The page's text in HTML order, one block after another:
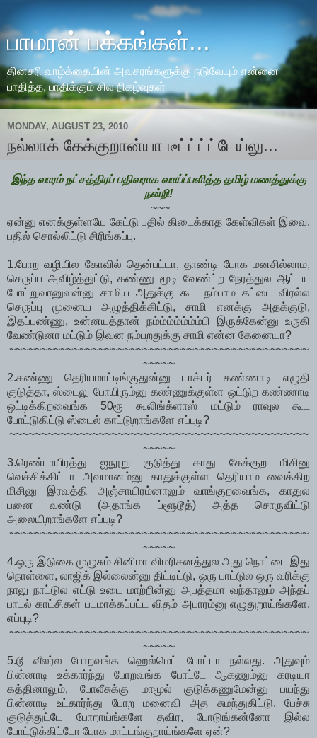
பாமரன் பக்கங்கள்...
தினசரி வாழ்க்கையின் அவசரங்களுக்கு நடுவேயும் என்னை
பாதித்த, பாதிக்கும் சில நிகழ்வுகள்
MONDAY, AUGUST 23, 2010
நல்லாக் கேக்குறான்யா டீட்ட்ட்ட்டேய்லு...
இந்த வாரம் நட்சத்திரப் பதிவராக வாய்ப்பளித்த தமிழ் மணத்துக்கு
நன்றி!
~~~
ஏன்னு எனக்குள்ளயே கேட்டு பதில் கிடைக்காத கேள்விகள் இவை.
பதில் சொல்லிட்டு சிரிங்கப்பு.
1.போற வழியில கோவில் தென்பட்டா, தாண்டி போக மனசில்லாம,
செருப்ப அவிழ்த்துட்டு, கண்ணு மூடி வேண்ட்ற நேரத்துல ஆட்டய
போட்றுவானுவன்னு சாமிய அதுக்கு கூட நம்பாம கட்டை விரல்ல
செருப்பு முனைய அழுத்திக்கிட்டு, சாமி எனக்கு அதக்குடு,
இதப்பண்ணு, உன்னயத்தான் நம்ம்ம்ம்ம்ம்ம்பி இருக்கேன்னு உருகி
வேண்டுனா மட்டும் இவன நம்பறதுக்கு சாமி என்ன கேனையா?
~~~~~~~~~~~~~~~~~~~~~~~~~~~~~~~~~~~~~~~~~~~~~~~
~~~~~
2.கண்ணு தெரியமாட்டிங்குதுன்னு டாக்டர் கண்ணாடி எழுதி
குடுத்தா, ஸ்டைலு போயிரும்னு கண்ணுக்குள்ள ஒட்டுற கண்ணாடி
ஒட்டிக்கிறவைங்க 50ரூ கூலிங்க்ளாஸ் மட்டும் ராவுல கூட
போட்டுகிட்டு ஸ்டைல் காட்டுறாங்களே எப்புடி?
~~~~~~~~~~~~~~~~~~~~~~~~~~~~~~~~~~~~~~~~~~~~~~~
~~~~~
3.ரெண்டாயிரத்து ஐநூறு குடுத்து காது கேக்குற மிசினு
வெச்சிக்கிட்டா அவமானம்னு காதுக்குள்ள தெரியாம வைக்கிற
மிசினு இரவத்தி அஞ்சாயிரம்னாலும் வாங்குறவைங்க, காதுல
பனை வண்டு (அதாங்க ப்ளூடூத்) அத்த சொருவிட்டு
அலையிறாங்களே எப்புடி?
~~~~~~~~~~~~~~~~~~~~~~~~~~~~~~~~~~~~~~~~~~~~~~~
~~~~~
4.ஒரு இடுகை முழுசும் சினிமா விமரிசனத்துல அது நொட்டை இது
நொள்ளை, லாஜிக் இல்லைன்னு திட்டிட்டு, ஒரு பாட்டுல ஒரு வரிக்கு
நாலு நாட்டுல எட்டு உடை மாற்றின்னு அபத்தமா வந்தாலும் அந்தப்
பாடல் காட்சிகள் படமாக்கப்பட்ட விதம் அபாரம்னு எழுதுறாய்ங்களே,
எப்புடி?
~~~~~~~~~~~~~~~~~~~~~~~~~~~~~~~~~~~~~~~~~~~~~~~
~~~~~
5.டூ வீலர்ல போறவங்க ஹெல்மெட் போட்டா நல்லது. அதுவும்
பின்னாடி உக்கார்ந்து போறவங்க போட்டே ஆகணும்னு கரடியா
கத்தினாலும், போலீசுக்கு மாமூல் குடுக்கணுமேன்னு பயந்து
பின்னாடி உட்கார்ந்து போற மனைவி அத சுமந்துகிட்டு, பேச்சு
குடுத்துட்டே போறாய்ங்களே தவிர, போடுங்கன்னோ இல்ல
போட்டுக்கிட்டோ போக மாட்டங்குறாய்ங்களே ஏன்?